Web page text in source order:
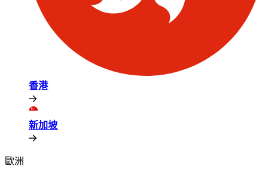
香港​​
新加坡​​
歐洲​​